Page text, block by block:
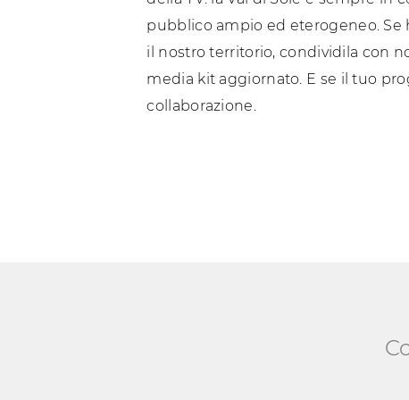
pubblico ampio ed eterogeneo. Se
il nostro territorio, condividila con
media kit aggiornato. E se il tuo
collaborazione.